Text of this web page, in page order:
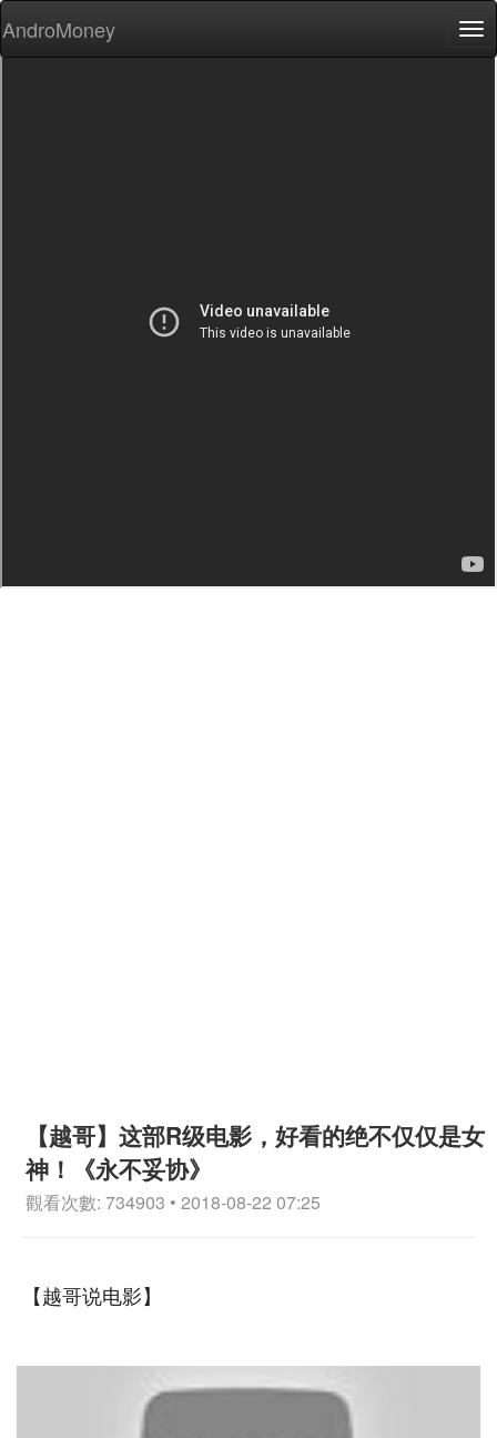
AndroMoney
【越哥】这部R级电影，好看的绝不仅仅是女
神！《永不妥协》
觀看次數: 734903 • 2018-08-22 07:25
【越哥说电影】